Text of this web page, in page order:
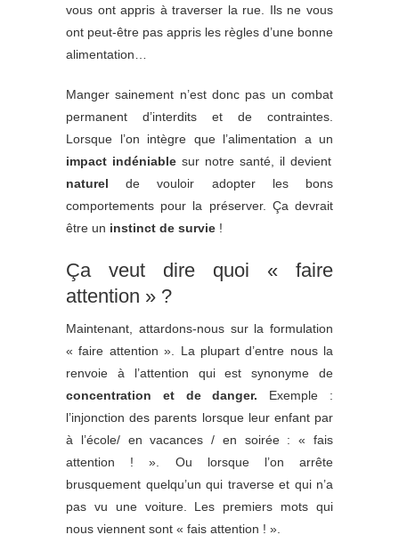
vous ont appris à traverser la rue. Ils ne vous
ont peut-être pas appris les règles d’une bonne
alimentation…
Manger sainement n’est donc pas un combat
permanent d’interdits et de contraintes.
Lorsque l’on intègre que l’alimentation a un
impact indéniable sur notre santé, il devient
naturel de vouloir adopter les bons
comportements pour la préserver. Ça devrait
être un instinct de survie !
Ça veut dire quoi « faire
attention » ?
Maintenant, attardons-nous sur la formulation
« faire attention ». La plupart d’entre nous la
renvoie à l’attention qui est synonyme de
concentration et de danger. Exemple :
l’injonction des parents lorsque leur enfant par
à l’école/ en vacances / en soirée : « fais
attention ! ». Ou lorsque l’on arrête
brusquement quelqu’un qui traverse et qui n’a
pas vu une voiture. Les premiers mots qui
nous viennent sont « fais attention ! ».